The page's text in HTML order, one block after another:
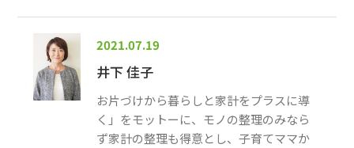
2021.07.19
井下 佳子
お片づけから暮らしと家計をプラスに導
く」をモットーに、モノの整理のみなら
ず家計の整理も得意とし、子育てママか